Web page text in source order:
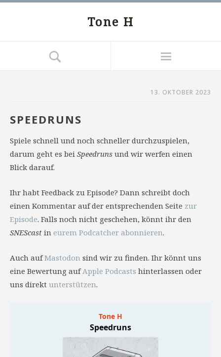
Tone H
13. OKTOBER 2023
SPEEDRUNS
Spiele schnell und noch schneller durchzuspielen,
darum geht es bei Speedruns und wir werfen einen
Blick darauf.
Ihr habt Feedback zu Episode? Dann schreibt doch
einen Kommentar auf der entsprechenden Seite zur
Episode. Falls noch nicht geschehen, könnt ihr den
SNEScast in eurem Podcatcher abonnieren.
Auch aufMastodon sind wir zu finden. Ihr könnt uns
eine Bewertung aufApple Podcasts hinterlassen oder
uns direkt unterstützen.